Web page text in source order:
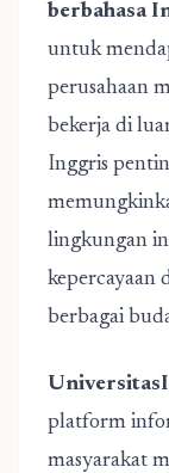
berbahasa
untuk
perusahaan
bekerja di
Inggris
lingkungan
kepercayaan
berbagai
platform
masyarakat